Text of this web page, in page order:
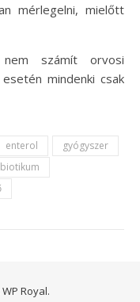
mérlegelni, mielőtt
számít orvosi
mindenki csak
enterol
gyógyszer
WP Royal.